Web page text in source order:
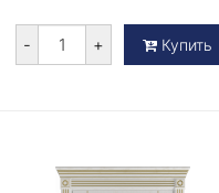
- + Купить